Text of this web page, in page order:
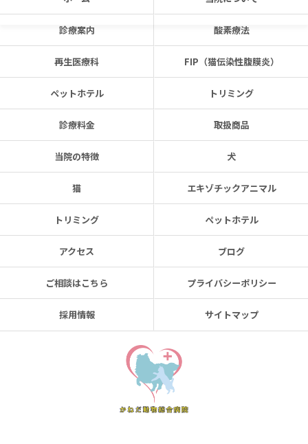
診療案内 酸素療法
再生医療科 FIP（猫伝染性腹膜炎）
ペットホテル トリミング
診療料金 取扱商品
当院の特徴 犬
猫 エキゾチックアニマル
トリミング ペットホテル
アクセス ブログ
ご相談はこちら プライバシーポリシー
採用情報 サイトマップ